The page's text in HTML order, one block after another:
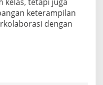
keterampilan
dengan